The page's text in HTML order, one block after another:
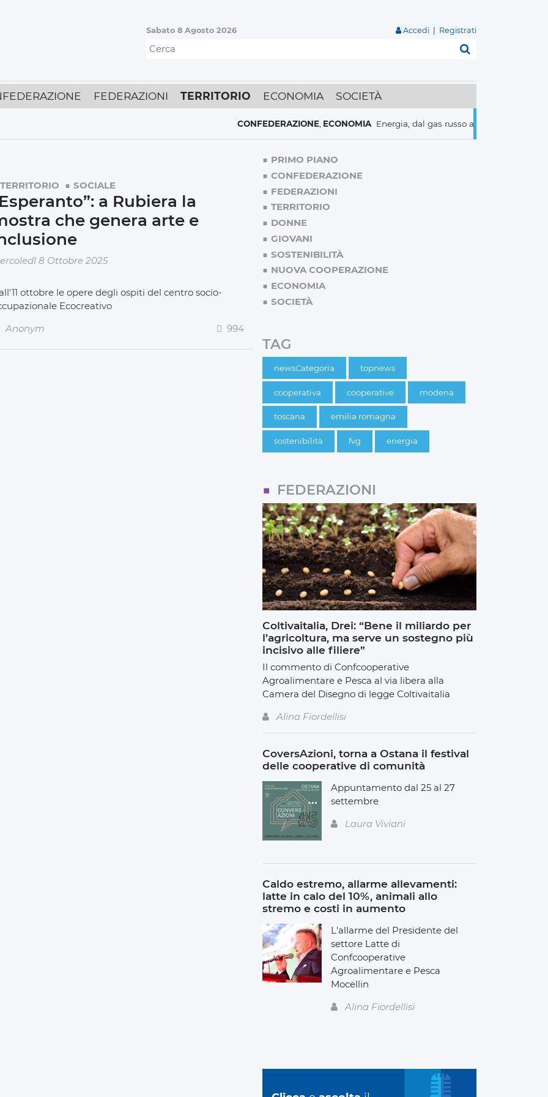
Sabato 8 Agosto 2026 Accedi Registrati
FEDERAZIONI TERRITORIO ECONOMIA SOCIETÀ
CONFEDERAZIONE,ECONOMIA Energia, dal gas russo al nucleare italiani
TERRITORIO SOCIALE
a Rubiera la
che genera arte e
8 Ottobre 2025
ottobre le opere degli ospiti del centro socio-
Ecocreativo
Anonym
994
PRIMO PIANO
CONFEDERAZIONE
FEDERAZIONI
TERRITORIO
DONNE
GIOVANI
SOSTENIBILITÀ
NUOVA COOPERAZIONE
ECONOMIA
SOCIETÀ
TAG
newsCategoria topnews
cooperativa cooperative modena
toscana emilia romagna
sostenibilità fvg energia
FEDERAZIONI
Coltivaitalia, Drei: “Bene il miliardo per
l’agricoltura, ma serve un sostegno più
incisivo alle filiere”
Il commento di Confcooperative
Agroalimentare e Pesca al via libera alla
Camera del Disegno di legge Coltivaitalia
Alina Fiordellisi
CoversAzioni, torna a Ostana il festival
delle cooperative di comunità
Appuntamento dal 25 al 27
settembre
Laura Viviani
Caldo estremo, allarme allevamenti:
latte in calo del 10%, animali allo
stremo e costi in aumento
L'allarme del Presidente del
settore Latte di
Confcooperative
Agroalimentare e Pesca
Mocellin
Alina Fiordellisi